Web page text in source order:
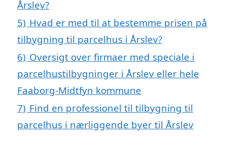
Årslev?
5) Hvad er med til at bestemme prisen på
tilbygning til parcelhus i Årslev?
6) Oversigt over firmaer med speciale i
parcelhustilbygninger i Årslev eller hele
Faaborg-Midtfyn kommune
7) Find en professionel til tilbygning til
parcelhus i nærliggende byer til Årslev